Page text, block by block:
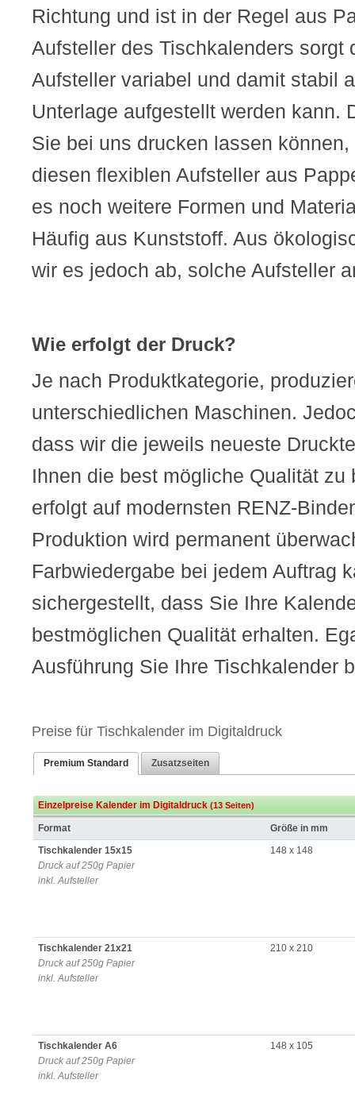
Richtung und ist in der Regel aus
Aufsteller des Tischkalenders sorgt
Aufsteller variabel und damit stabil
Unterlage aufgestellt werden kann.
Sie bei uns drucken lassen
diesen flexiblen Aufsteller aus
es noch weitere Formen und
Häufig aus Kunststoff. Aus
wir es jedoch ab, solche Aufsteller
Wie erfolgt der Druck?
Je nach Produktkategorie,
unterschiedlichen Maschinen.
dass wir die jeweils neueste
Ihnen die best mögliche Qualität zu
erfolgt auf modernsten RENZ-
Produktion wird permanent
Farbwiedergabe bei jedem Auftrag
sichergestellt, dass Sie Ihre
bestmöglichen Qualität erhalten.
Ausführung Sie Ihre Tischkalender
Preise für Tischkalender im Digitaldruck
Premium Standard Zusatzseiten
Einzelpreise Kalender im Digitaldruck(13 Seiten)
Format
Größe in mm
Tischkalender 15x15
Druck auf 250g Papier
inkl. Aufsteller
148 x 148
Tischkalender 21x21
Druck auf 250g Papier
inkl. Aufsteller
210 x 210
Tischkalender A6
Druck auf 250g Papier
inkl. Aufsteller
148 x 105